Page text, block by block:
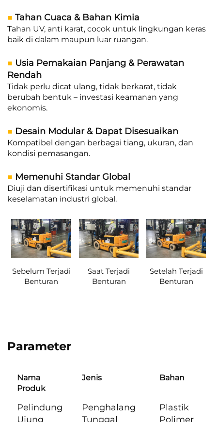
■ Tahan Cuaca & Bahan Kimia
Tahan UV, anti karat, cocok untuk lingkungan keras
baik di dalam maupun luar ruangan.
■ Usia Pemakaian Panjang & Perawatan
Rendah
Tidak perlu dicat ulang, tidak berkarat, tidak
berubah bentuk – investasi keamanan yang
ekonomis.
■ Desain Modular & Dapat Disesuaikan
Kompatibel dengan berbagai tiang, ukuran, dan
kondisi pemasangan.
■ Memenuhi Standar Global
Diuji dan disertifikasi untuk memenuhi standar
keselamatan industri global.
Sebelum Terjadi
Benturan
Saat Terjadi
Benturan
Setelah Terjadi
Benturan
Parameter
Nama
Produk
Jenis Bahan
Pelindung
Ujung
Penghalang
Tunggal
Plastik
Polimer